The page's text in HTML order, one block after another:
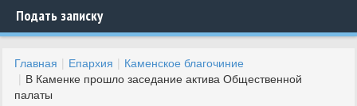
Подать записку
Главная Епархия
Каменское благочиние
В Каменке прошло заседание актива Общественной
палаты